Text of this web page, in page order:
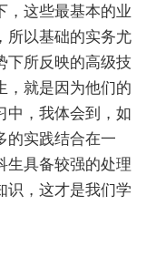
，这些最基本的业
所以基础的实务尤
下所反映的高级技
，就是因为他们的
中，我体会到，如
的实践结合在一
生具备较强的处理
识，这才是我们学